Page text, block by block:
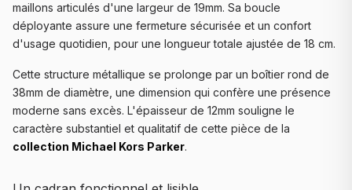
maillons articulés d'une largeur de 19mm. Sa boucle
déployante assure une fermeture sécurisée et un confort
d'usage quotidien, pour une longueur totale ajustée de 18 cm.
Cette structure métallique se prolonge par un boîtier rond de
38mm de diamètre, une dimension qui confère une présence
moderne sans excès. L'épaisseur de 12mm souligne le
caractère substantiel et qualitatif de cette pièce de la
collection Michael Kors Parker.